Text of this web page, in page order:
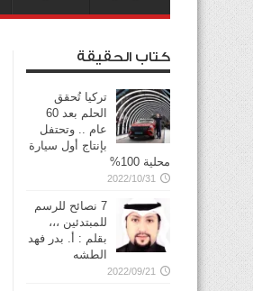
كتاب الحقيقة
تركيا تُحقق
الحلم بعد 60
عام .. وتحتفل
بإنتاج أول سيارة
محلية 100%
2022/10/31
7 نصائح للرسم
للمبتدئين ،،،
بقلم : أ. بدر فهد
الطشه
2022/09/21